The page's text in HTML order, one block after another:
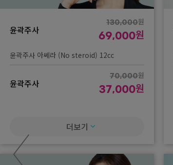
윤곽주사
130,000원
69,000원
윤곽주사 아쎄라 (No steroid) 12cc
윤곽주사
70,000원
37,000원
더보기